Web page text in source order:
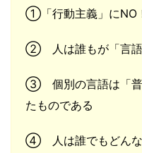
①「行動主義」にNO
② 人は誰もが「言語
③ 個別の言語は「普
たものである
④ 人は誰でもどんな